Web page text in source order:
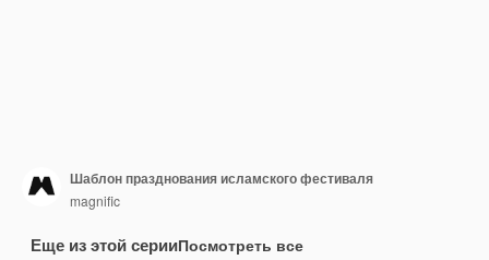
Шаблон празднования исламского фестиваля
magnific
Еще из этой серииПосмотреть все